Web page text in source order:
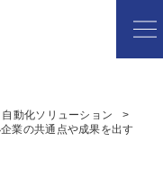
自動化ソリューション
業の共通点や成果を出す